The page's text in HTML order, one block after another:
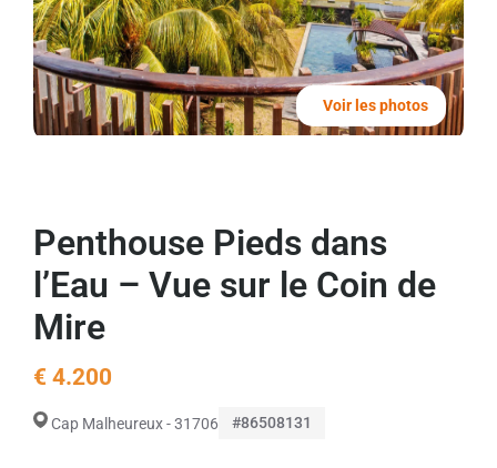
Voir les photos
Penthouse Pieds dans
l’Eau – Vue sur le Coin de
Mire
€ 4.200
Cap Malheureux - 31706 #86508131